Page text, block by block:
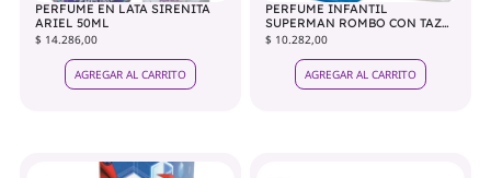
PERFUME EN LATA SIRENITA
ARIEL 50ML
$ 14.286,00
AGREGAR AL CARRITO
PERFUME INFANTIL
SUPERMAN ROMBO CON TAZA
50ML
$ 10.282,00
AGREGAR AL CARRITO